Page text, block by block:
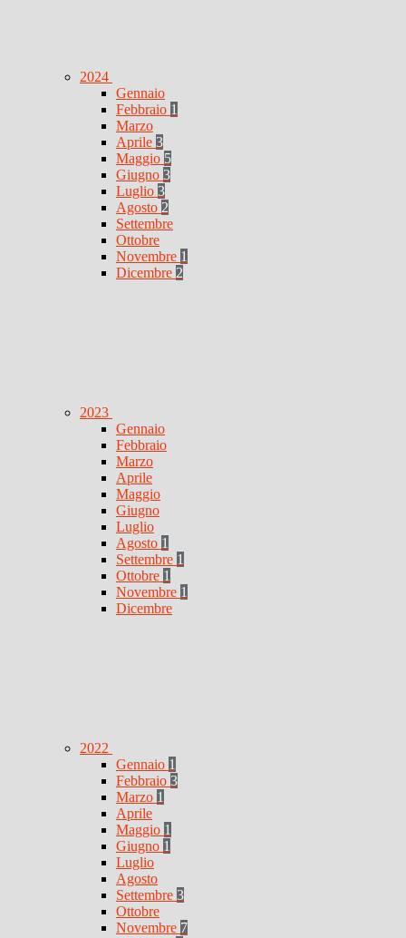
2024
Gennaio
Febbraio 1
Marzo
Aprile 3
Maggio 5
Giugno 3
Luglio 3
Agosto 2
Settembre
Ottobre
Novembre 1
Dicembre 2
2023
Gennaio
Febbraio
Marzo
Aprile
Maggio
Giugno
Luglio
Agosto 1
Settembre 1
Ottobre 1
Novembre 1
Dicembre
2022
Gennaio 1
Febbraio 3
Marzo 1
Aprile
Maggio 1
Giugno 1
Luglio
Agosto
Settembre 3
Ottobre
Novembre 7